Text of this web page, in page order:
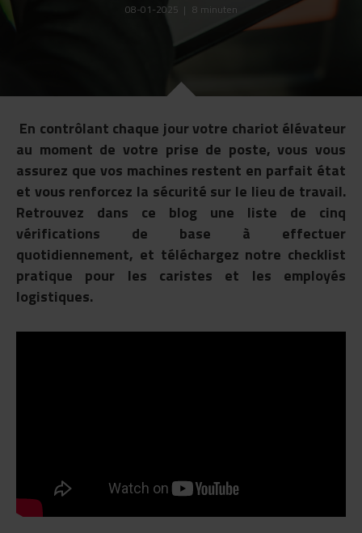
08-01-2025 | 8 minuten
En contrôlant chaque jour votre chariot élévateur
au moment de votre prise de poste, vous vous
assurez que vos machines restent en parfait état
et vous renforcez la sécurité sur le lieu de travail.
Retrouvez dans ce blog une liste de cinq
vérifications de base à effectuer
quotidiennement, et téléchargez notre checklist
pratique pour les caristes et les employés
logistiques.